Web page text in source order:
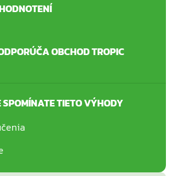
OBCHOD TROPIC
TIETO VÝHODY